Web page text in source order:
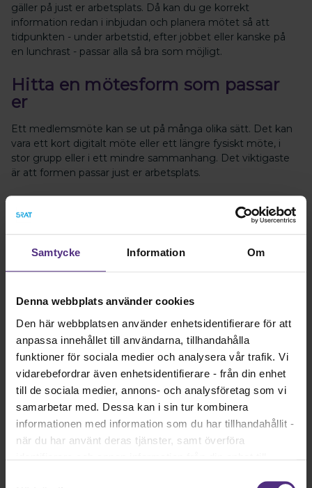
Samtycke Information Om
Denna webbplats använder cookies
Den här webbplatsen använder enhetsidentifierare för att
anpassa innehållet till användarna, tillhandahålla
funktioner för sociala medier och analysera vår trafik. Vi
vidarebefordrar även enhetsidentifierare - från din enhet
till de sociala medier, annons- och analysföretag som vi
samarbetar med. Dessa kan i sin tur kombinera
informationen med information som du har tillhandahållit -
när du har använt deras tjänster, samt överföra
gäller på just er arbetsplats. Då kan du ge korrekt
information redan i inbjudan och planera mötet så att
tidpunkten - under arbetstid, efter jobbet eller kanske på
en lunchrast - passar alla så bra som möjligt.
Hitta en mötesform som passar
er
Ett medlemsmöte kan se ut på många olika sätt. Det kan
vara ett kort digitalt möte eller ett längre fysiskt möte, i
stor grupp eller i ett mindre sammanhang. Det viktigaste
är att formen passar just er arbetsplats.
Så planerar du ett bra
Bestäm syftet
Skicka en inbjudan i god tid
Välj en tid som fler kan
Involvera fler i förberedelserna